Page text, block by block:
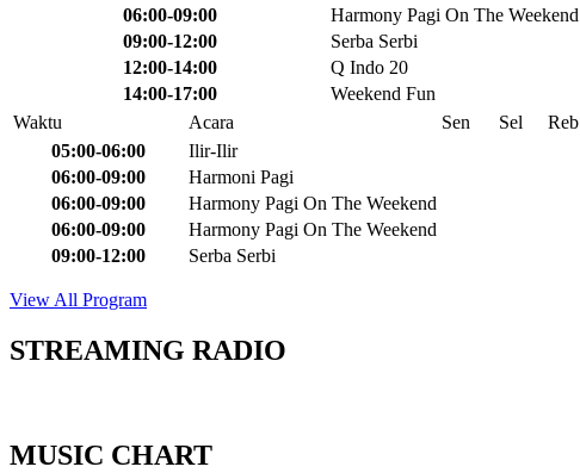
06:00-09:00
Harmony Pagi On The Weekend
09:00-12:00
Serba Serbi
12:00-14:00
Q Indo 20
14:00-17:00
Weekend Fun
Waktu
Acara Sen Sel Reb
05:00-06:00
Ilir-Ilir
06:00-09:00
Harmoni Pagi
06:00-09:00
Harmony Pagi On The Weekend
06:00-09:00
Harmony Pagi On The Weekend
09:00-12:00
Serba Serbi
View All Program
STREAMING RADIO
MUSIC CHART